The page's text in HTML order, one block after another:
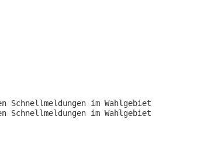
Schnellmeldungen im Wahlgebiet
Schnellmeldungen im Wahlgebiet